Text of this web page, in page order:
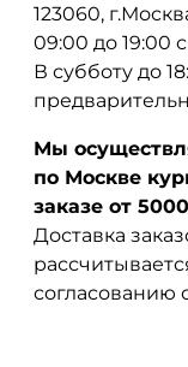
123060,
09:00 до 19:00
В субботу до
Мы
по Москве
заказе от
Доставка
согласованию